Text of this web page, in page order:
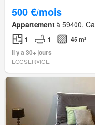
500 €/mois
Appartement à 59400,
1 1
45 m²
Il y a 30+ jours
LOCSERVICE